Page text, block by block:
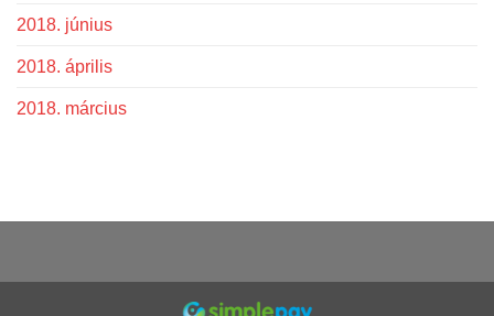
2018. június
2018. április
2018. március